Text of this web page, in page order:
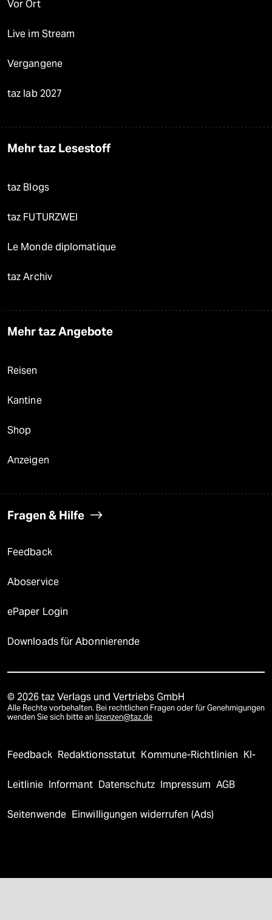
Vor Ort
Live im Stream
Vergangene
taz lab 2027
Mehr taz Lesestoff
taz Blogs
taz FUTURZWEI
Le Monde diplomatique
taz Archiv
Mehr taz Angebote
Reisen
Kantine
Shop
Anzeigen
Fragen & Hilfe
Feedback
Aboservice
ePaper Login
Downloads für Abonnierende
© 2026 taz Verlags und Vertriebs GmbH
Alle Rechte vorbehalten. Bei rechtlichen Fragen oder für Genehmigungen
wenden Sie sich bitte an lizenzen@taz.de
Feedback Redaktionsstatut Kommune-Richtlinien KI-
Leitlinie Informant Datenschutz Impressum AGB
Seitenwende Einwilligungen widerrufen (Ads)